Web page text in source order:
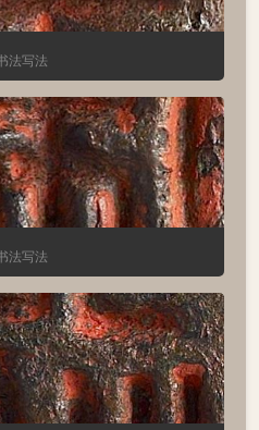
法写法
法写法